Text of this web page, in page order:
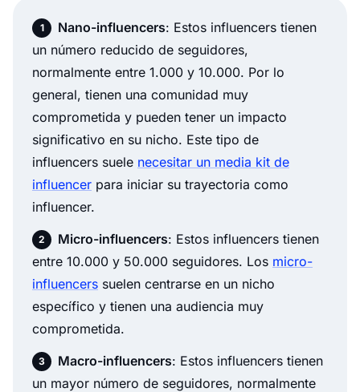
Nano-influencers: Estos influencers tienen
un número reducido de seguidores,
normalmente entre 1.000 y 10.000. Por lo
general, tienen una comunidad muy
comprometida y pueden tener un impacto
significativo en su nicho. Este tipo de
influencers suele necesitar un media kit de
influencer para iniciar su trayectoria como
influencer.
Micro-influencers: Estos influencers tienen
entre 10.000 y 50.000 seguidores. Los micro-
influencers suelen centrarse en un nicho
específico y tienen una audiencia muy
comprometida.
Macro-influencers: Estos influencers tienen
un mayor número de seguidores, normalmente